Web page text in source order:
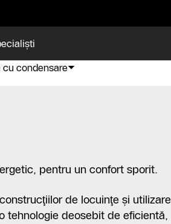
condensare
pentru un confort sporit.
de locuinţe şi utilizare
tehnologie deosebit de eficientă,